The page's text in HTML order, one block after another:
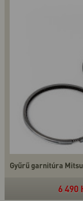
Gyűrű garnitúra
6 490